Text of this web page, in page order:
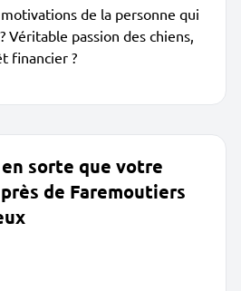
de la personne qui
Véritable passion des chiens,
financier ?
sorte que votre
de Faremoutiers